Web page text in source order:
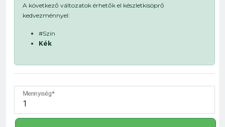
A következő változatok érhetők el készletkisöprő
kedvezménnyel:
#Szín
Kék
Mennyiség